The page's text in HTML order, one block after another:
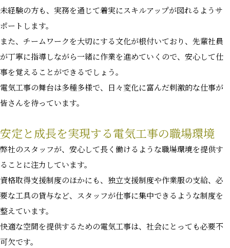
未経験の方も、実務を通じて着実にスキルアップが図れるようサ
ポートします。
また、チームワークを大切にする文化が根付いており、先輩社員
が丁寧に指導しながら一緒に作業を進めていくので、安心して仕
事を覚えることができるでしょう。
電気工事の舞台は多種多様で、日々変化に富んだ刺激的な仕事が
皆さんを待っています。
安定と成長を実現する電気工事の職場環境
弊社のスタッフが、安心して長く働けるような職場環境を提供す
ることに注力しています。
資格取得支援制度のほかにも、独立支援制度や作業服の支給、必
要な工具の貸与など、スタッフが仕事に集中できるような制度を
整えています。
快適な空間を提供するための電気工事は、社会にとっても必要不
可欠です。